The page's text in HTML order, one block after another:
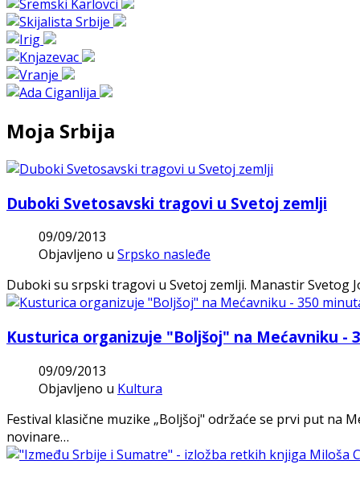
Moja Srbija
Duboki Svetosavski tragovi u Svetoj zemlji
09/09/2013
Objavljeno u Srpsko nasleđe
Duboki su srpski tragovi u Svetoj zemlji. Manastir Svetog
Kusturica organizuje "Boljšoj" na Mećavniku -
09/09/2013
Objavljeno u Kultura
Festival klasične muzike „Boljšoj" održaće se prvi put na
novinare…